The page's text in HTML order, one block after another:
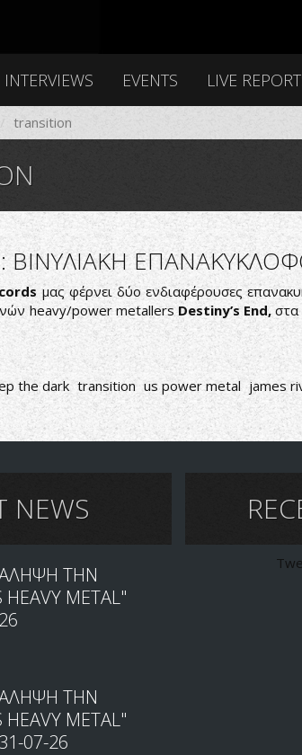
INTERVIEWS EVENTS LIVE
transition
ΒΙΝΥΛΙΑΚΗ
μας φέρνει δύο ενδιαφέρουσες
heavy/power metallers Destiny’s End, στα
the dark transition us power metal james
NEWS
ΤΗΝ
METAL"
ΤΗΝ
METAL"
07-26